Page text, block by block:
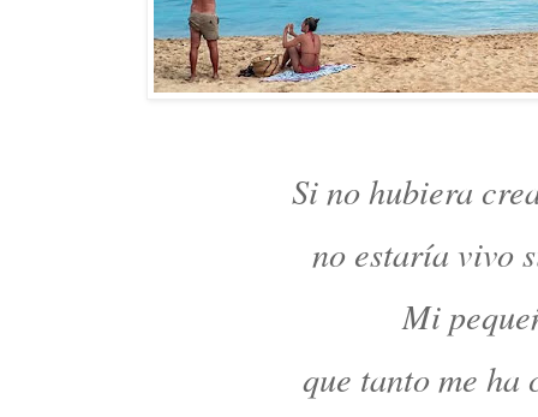
Si no hubiera
no estaría vivo
Mi
que tanto me ha